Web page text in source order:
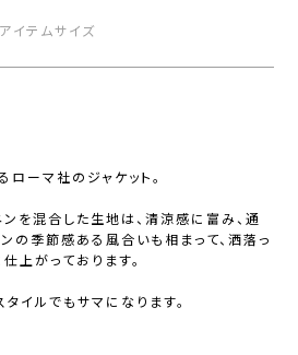
アイテムサイズ
ーマ社のジャケット。
を混合した生地は、清涼感に富み、通
の季節感ある風合いも相まって、洒落っ
上がっております。
イルでもサマになります。